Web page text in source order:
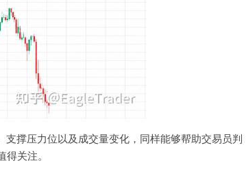
撑压力位以及成交量变化，同样能够帮助交易员判
关注。